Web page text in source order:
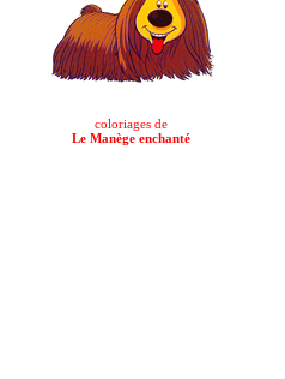
coloriages de
Le Manège enchanté